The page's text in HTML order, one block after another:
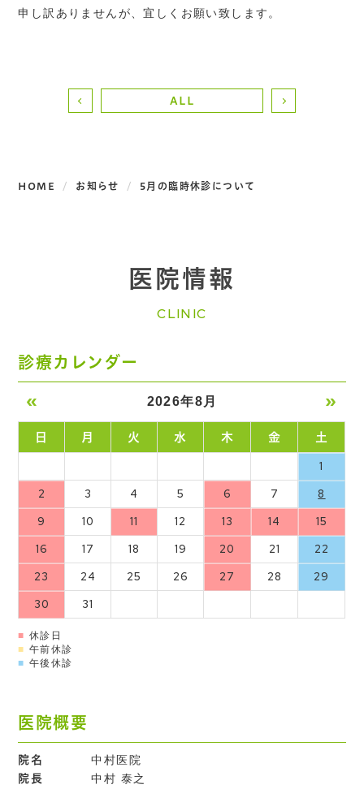
申し訳ありませんが、宜しくお願い致します。
ALL
HOME お知らせ 5月の臨時休診について
医院情報
CLINIC
診療カレンダー
« 2026年8月 »
日 月 火 水 木 金 土
1
2
3 4 5 6 7
8
9
10 11 12 13 14
15
16
17 18 19 20 21
22
23
24 25 26 27 28
29
30
31
■ 休診日
■ 午前休診
■ 午後休診
医院概要
院名 中村医院
院長 中村 泰之